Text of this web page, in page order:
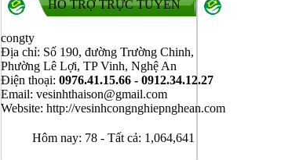
HỖ TRỢ TRỰC TUYẾN
congty
Địa chỉ: Số 190, đường Trường Chinh,
Phường Lê Lợi, TP Vinh, Nghệ An
Điện thoại: 0976.41.15.66 - 0912.34.12.27
Email: vesinhthaison@gmail.com
Website: http://vesinhcongnghiepnghean.com
Hôm nay: 78- Tất cả: 1,064,641